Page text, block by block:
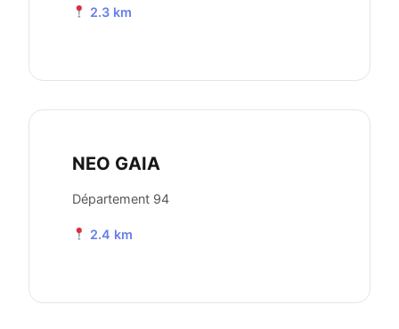
2.3 km
NEO GAIA
Département 94
2.4 km